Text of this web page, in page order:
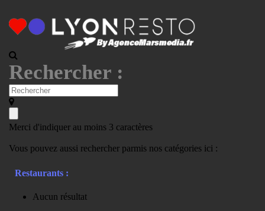
Rechercher :
Merci d'indiquer au moins 3 caractères
Vous pouvez aussi rechercher parmis nos catégories ici :
Restaurants :
Aucun résultat